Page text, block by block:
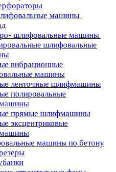
машины
шлифовальные машины
шлифовальные
вибрационные
машины
ленточные шлифмашины
полировальные
прямые шлифмашины
эксцентриковые
машины по бетону